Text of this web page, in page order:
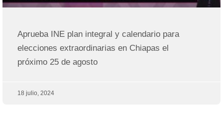
Aprueba INE plan integral y calendario para
elecciones extraordinarias en Chiapas el
próximo 25 de agosto
18 julio, 2024